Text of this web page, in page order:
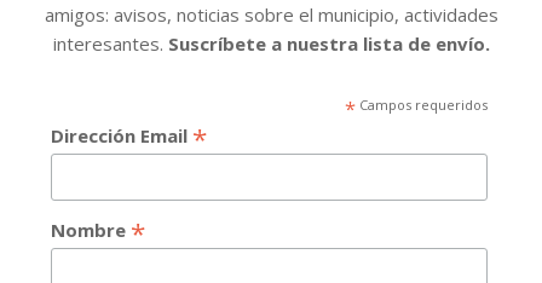
amigos: avisos, noticias sobre el municipio, actividades
interesantes. Suscríbete a nuestra lista de envío.
*Campos requeridos
Dirección Email *
Nombre *